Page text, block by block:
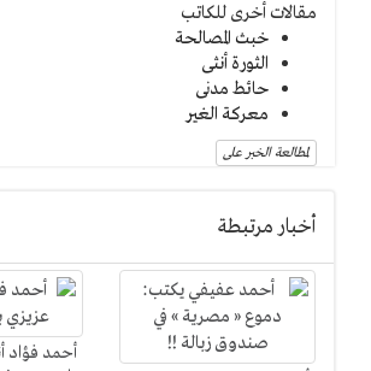
مقالات أخرى للكاتب
خبث المصالحة
الثورة أنثى
حائط مدنى
معركة الغير
لمطالعة الخبر على
أخبار مرتبطة
أحمد فؤاد